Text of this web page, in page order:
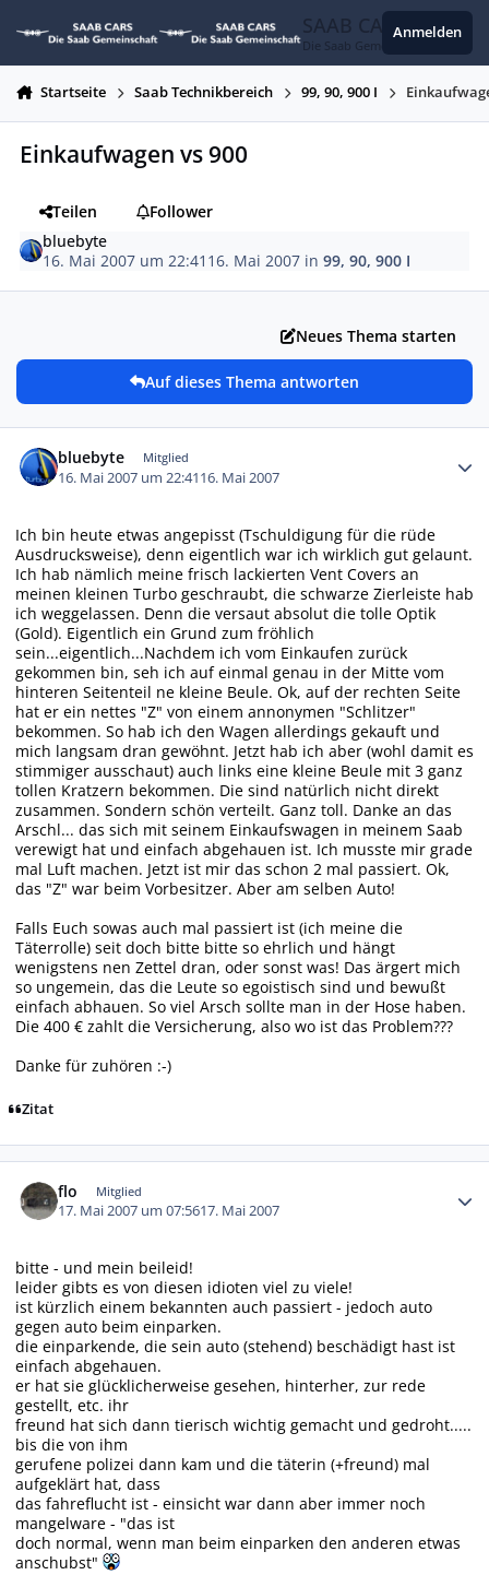
SAAB CARS
Die Saab Gemeinschaft
Anmelden
Startseite Saab Technikbereich 99, 90, 900 I
Einkaufwagen vs 900
Teilen
Follower
bluebyte
16. Mai 2007 um 22:41 16. Mai 2007 in99, 90, 900 I
Neues Thema starten
Auf dieses Thema antworten
bluebyte Mitglied
16. Mai 2007 um 22:4116. Mai 2007
Ich bin heute etwas angepisst (Tschuldigung für die rüde
Ausdrucksweise), denn eigentlich war ich wirklich gut gelaunt.
Ich hab nämlich meine frisch lackierten Vent Covers an
meinen kleinen Turbo geschraubt, die schwarze Zierleiste hab
ich weggelassen. Denn die versaut absolut die tolle Optik
(Gold). Eigentlich ein Grund zum fröhlich
sein...eigentlich...Nachdem ich vom Einkaufen zurück
gekommen bin, seh ich auf einmal genau in der Mitte vom
hinteren Seitenteil ne kleine Beule. Ok, auf der rechten Seite
hat er ein nettes "Z" von einem annonymen "Schlitzer"
bekommen. So hab ich den Wagen allerdings gekauft und
mich langsam dran gewöhnt. Jetzt hab ich aber (wohl damit es
stimmiger ausschaut) auch links eine kleine Beule mit 3 ganz
tollen Kratzern bekommen. Die sind natürlich nicht direkt
zusammen. Sondern schön verteilt. Ganz toll. Danke an das
Arschl... das sich mit seinem Einkaufswagen in meinem Saab
verewigt hat und einfach abgehauen ist. Ich musste mir grade
mal Luft machen. Jetzt ist mir das schon 2 mal passiert. Ok,
das "Z" war beim Vorbesitzer. Aber am selben Auto!
Falls Euch sowas auch mal passiert ist (ich meine die
Täterrolle) seit doch bitte bitte so ehrlich und hängt
wenigstens nen Zettel dran, oder sonst was! Das ärgert mich
so ungemein, das die Leute so egoistisch sind und bewußt
einfach abhauen. So viel Arsch sollte man in der Hose haben.
Die 400 € zahlt die Versicherung, also wo ist das Problem???
Danke für zuhören :-)
Zitat
flo Mitglied
17. Mai 2007 um 07:5617. Mai 2007
bitte - und mein beileid!
leider gibts es von diesen idioten viel zu viele!
ist kürzlich einem bekannten auch passiert - jedoch auto
gegen auto beim einparken.
die einparkende, die sein auto (stehend) beschädigt hast ist
einfach abgehauen.
er hat sie glücklicherweise gesehen, hinterher, zur rede
gestellt, etc. ihr
freund hat sich dann tierisch wichtig gemacht und gedroht.....
bis die von ihm
gerufene polizei dann kam und die täterin (+freund) mal
aufgeklärt hat, dass
das fahreflucht ist - einsicht war dann aber immer noch
mangelware - "das ist
doch normal, wenn man beim einparken den anderen etwas
anschubst"